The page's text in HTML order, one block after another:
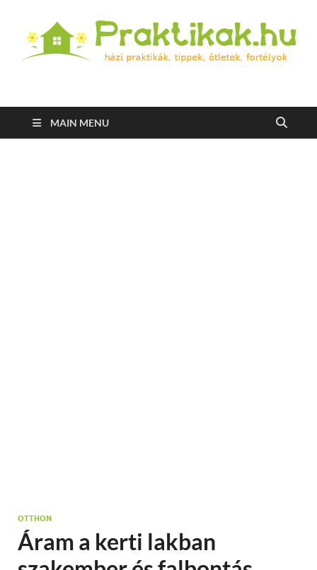
Praktikak.hu
MAIN MENU
OTTHON
Áram a kerti lakban